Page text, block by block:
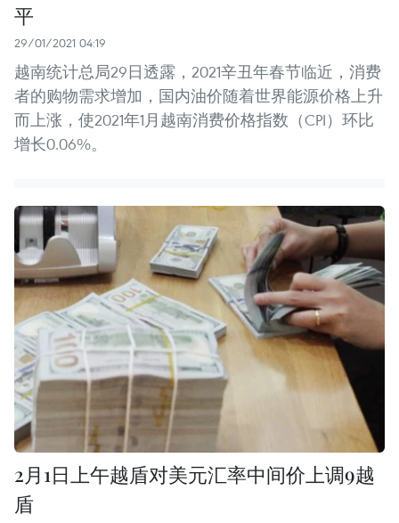
平
29/01/2021 04:19
越南统计总局29日透露，2021辛丑年春节临近，消费
者的购物需求增加，国内油价随着世界能源价格上升
而上涨，使2021年1月越南消费价格指数（CPI）环比
增长0.06%。
2月1日上午越盾对美元汇率中间价上调9越
盾